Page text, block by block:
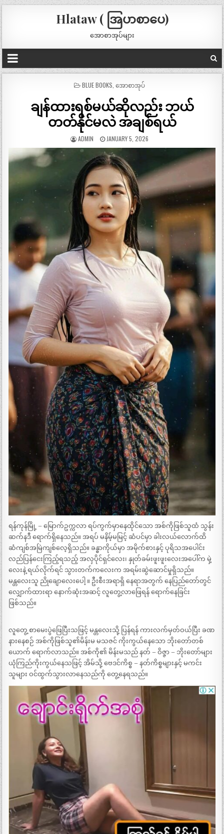
Hlataw ( အြပာစာပေ)
အောစာအုပ်များ
POSTED
BLUE BOOKS အောစာအုပ်
ချန်ထားရစ်မယ်ဆိုလည်း ဘယ်
တတ်နိုင်မလဲ အချစ်ရယ်
ADMIN JANUARY 5, 2026
ရန်ကုန်မြို့ – မြောက်ဥက္ကလာ ရပ်ကွက်မှာနေထိုင်သော အစ်ကိုဖြစ်သူထံ သွန်း
ဆက်နဒီ ရောက်ရှိနေသည်။ အရပ် မနိမ့်မမြင့် ဆံပင်မှာ ခါးလယ်လောက်ထိ
ဆံကျစ်အမြဲကျစ်လေ့ရှိသည်။ ခန္ဓာကိုယ်မှာ အမိုက်စားနှင့် ပုရိသအပေါင်း
လည်ပြန်ငေးကြည့်ရသည့် အလှပိုင်ရှင်လေး၊ နှုတ်ခမ်းဖူးဖူးလေးအပေါ်က မှဲ့
လေးနဲ့ ရယ်လိုက်ရင် သွားတက်ကလေးက အရမ်းဆွဲဆောင်မှုရှိသည်။
မန္တလေးသူ ညိုချောလေးပေါ့ ။ ဦးစီးအရာရှိ နေရာအတွက် နေပြည်တော်တွင်
လျှောက်ထားရာ နောက်ဆုံးအဆင့် လူတွေ့လာဖြေရန် ရောက်နေခြင်း
ဖြစ်သည်။
လူတွေ့ စာမေးပွဲဖြေပြီးသဖြင့် မန္တလေးသို့ ပြန်ရန် ကားလက်မှတ်ဝယ်ပြီး ခဏ
နားနေစဉ် အစ်ကိုဖြစ်သူ၏မိန်းမ မသဇင် ကိုးကွယ်နေသော ဘိုးတော်တစ်
ယောက် ရောက်လာသည်။ အစ်ကို၏ မိန်းမသည် နတ် – ဝိဇ္ဇာ – ဘိုးတော်များ
ယုံကြည်ကိုးကွယ်နေသဖြင့် အိမ်သို့ ဗေဒင်ကိစ္စ – နတ်ကိစ္စများနှင့် မကင်း
သူများ ဝင်ထွက်သွားလာနေသည်ကို တွေ့နေရသည်။